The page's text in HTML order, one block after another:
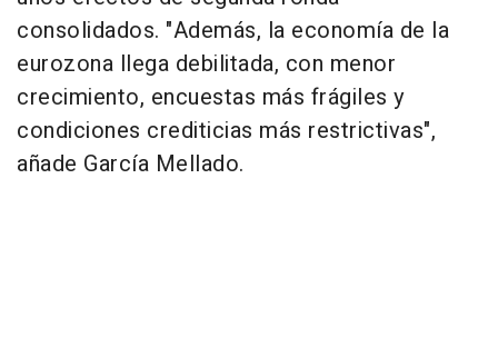
consolidados. "Además, la economía de la
eurozona llega debilitada, con menor
crecimiento, encuestas más frágiles y
condiciones crediticias más restrictivas",
añade García Mellado.